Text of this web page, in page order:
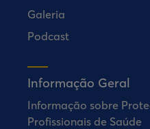
Galeria
Podcast
Informação Geral
Informação sobre
Profissionais de Saúde